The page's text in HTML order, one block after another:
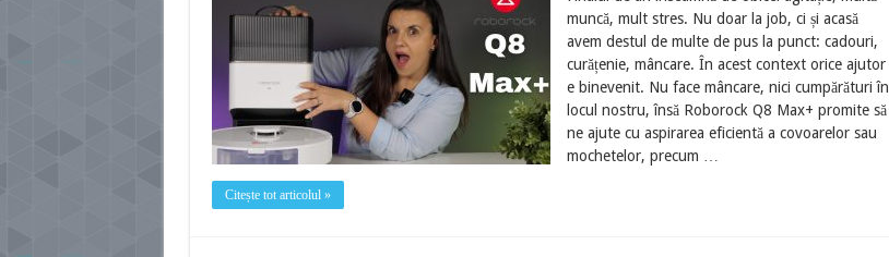
muncă, mult stres. Nu doar la job, ci și acasă
avem destul de multe de pus la punct: cadouri,
curățenie, mâncare. În acest context orice ajutor
e binevenit. Nu face mâncare, nici cumpărături în
locul nostru, însă Roborock Q8 Max+ promite să
ne ajute cu aspirarea eficientă a covoarelor sau
mochetelor, precum …
Citește tot articolul »